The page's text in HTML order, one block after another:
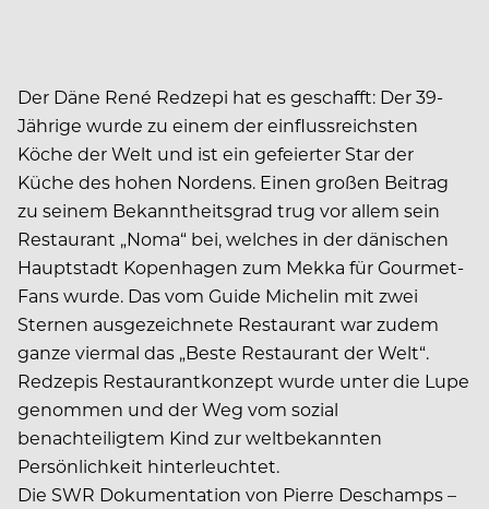
Der Däne René Redzepi hat es geschafft: Der 39-
Jährige wurde zu einem der einflussreichsten
Köche der Welt und ist ein gefeierter Star der
Küche des hohen Nordens. Einen großen Beitrag
zu seinem Bekanntheitsgrad trug vor allem sein
Restaurant „Noma“ bei, welches in der dänischen
Hauptstadt Kopenhagen zum Mekka für Gourmet-
Fans wurde. Das vom Guide Michelin mit zwei
Sternen ausgezeichnete Restaurant war zudem
ganze viermal das „Beste Restaurant der Welt“.
Redzepis Restaurantkonzept wurde unter die Lupe
genommen und der Weg vom sozial
benachteiligtem Kind zur weltbekannten
Persönlichkeit hinterleuchtet.
Die SWR Dokumentation von Pierre Deschamps –